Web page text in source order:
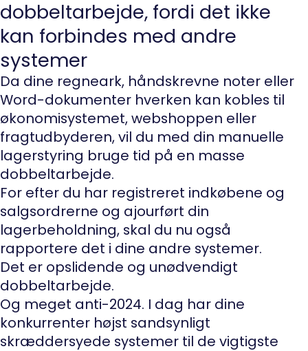
dobbeltarbejde, fordi det ikke
kan forbindes med andre
systemer
Da dine regneark, håndskrevne noter eller
Word-dokumenter hverken kan kobles til
økonomisystemet, webshoppen eller
fragtudbyderen, vil du med din manuelle
lagerstyring bruge tid på en masse
dobbeltarbejde.
For efter du har registreret indkøbene og
salgsordrerne og ajourført din
lagerbeholdning, skal du nu også
rapportere det i dine andre systemer.
Det er opslidende og unødvendigt
dobbeltarbejde.
Og meget anti-2024. I dag har dine
konkurrenter højst sandsynligt
skræddersyede systemer til de vigtigste